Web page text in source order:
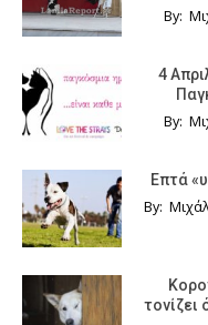
By:
4
By:
Επτά
By:
τονίζει